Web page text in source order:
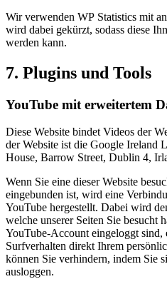
Wir verwenden WP Statistics mit
wird dabei gekürzt, sodass diese
werden kann.
7. Plugins und Tools
YouTube mit erweitertem
Diese Website bindet Videos der
der Website ist die Google Ireland
House, Barrow Street, Dublin 4,
Wenn Sie eine dieser Website
eingebunden ist, wird eine
YouTube hergestellt. Dabei wird
welche unserer Seiten Sie besucht
YouTube-Account eingeloggt
Surfverhalten direkt Ihrem
können Sie verhindern, indem Sie
ausloggen.